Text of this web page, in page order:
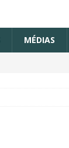
MÉDIAS